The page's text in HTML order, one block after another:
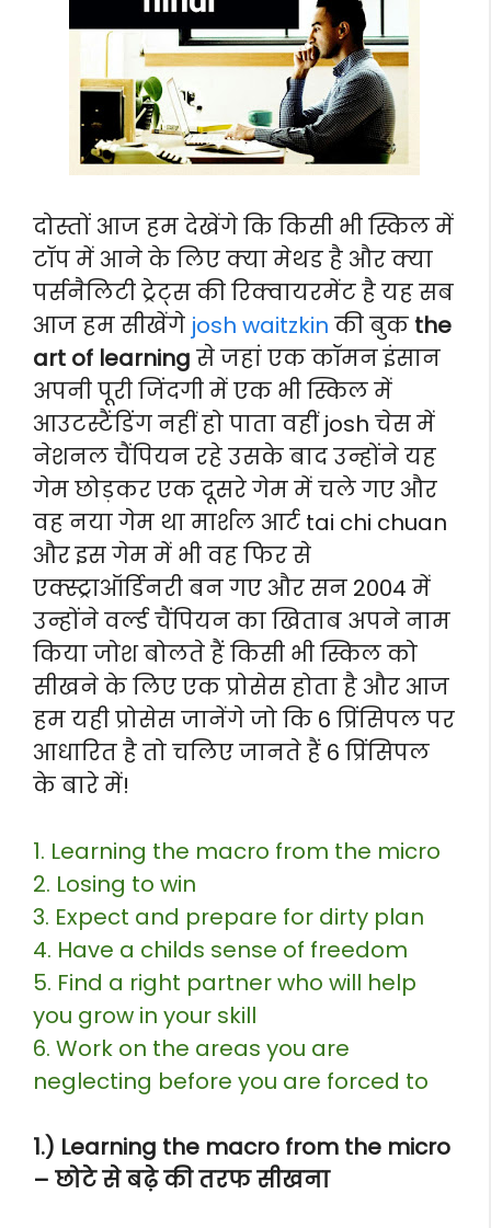
दोस्तों आज हम देखेंगे कि किसी भी स्किल में
टॉप में आने के लिए क्या मेथड है और क्या
पर्सनैलिटी ट्रेट्स की रिक्वायरमेंट है यह सब
आज हम सीखेंगे josh waitzkin की बुक the
art of learning से जहां एक कॉमन इंसान
अपनी पूरी जिंदगी में एक भी स्किल में
आउटस्टैंडिंग नहीं हो पाता वहीं josh चेस में
नेशनल चैंपियन रहे उसके बाद उन्होंने यह
गेम छोड़कर एक दूसरे गेम में चले गए और
वह नया गेम था मार्शल आर्ट tai chi chuan
और इस गेम में भी वह फिर से
एक्स्ट्राऑर्डिनरी बन गए और सन 2004 में
उन्होंने वर्ल्ड चैंपियन का खिताब अपने नाम
किया जोश बोलते हैं किसी भी स्किल को
सीखने के लिए एक प्रोसेस होता है और आज
हम यही प्रोसेस जानेंगे जो कि 6 प्रिंसिपल पर
आधारित है तो चलिए जानते हैं 6 प्रिंसिपल
के बारे में!
1. Learning the macro from the micro
2. Losing to win
3. Expect and prepare for dirty plan
4. Have a childs sense of freedom
5. Find a right partner who will help
you grow in your skill
6. Work on the areas you are
neglecting before you are forced to
1.) Learning the macro from the micro
– छोटे से बढ़े की तरफ सीखना